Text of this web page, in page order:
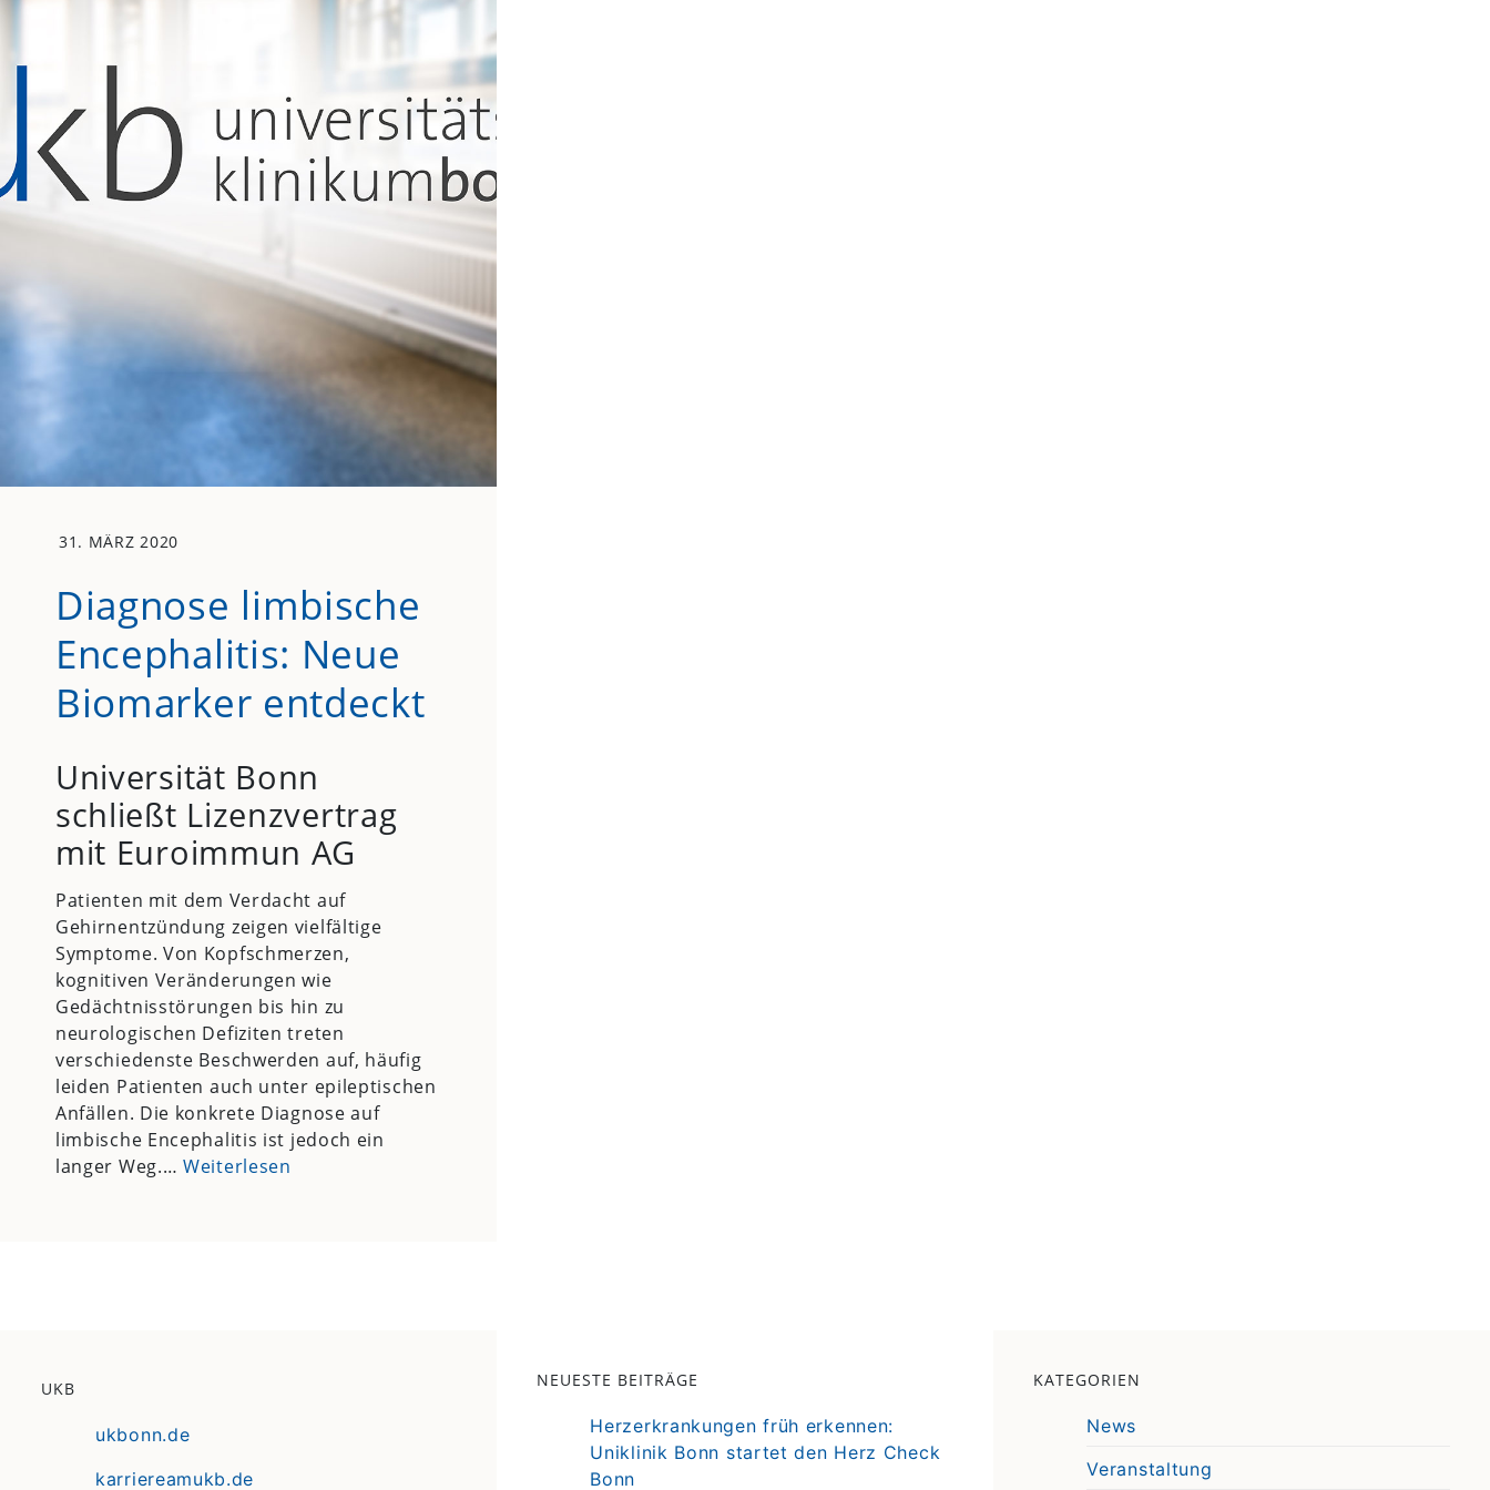
31. MÄRZ 2020
Diagnose limbische
Encephalitis: Neue
Biomarker entdeckt
Universität Bonn
schließt Lizenzvertrag
mit Euroimmun AG
Patienten mit dem Verdacht auf
Gehirnentzündung zeigen vielfältige
Symptome. Von Kopfschmerzen,
kognitiven Veränderungen wie
Gedächtnisstörungen bis hin zu
neurologischen Defiziten treten
verschiedenste Beschwerden auf, häufig
leiden Patienten auch unter epileptischen
Anfällen. Die konkrete Diagnose auf
limbische Encephalitis ist jedoch ein
langer Weg.…Weiterlesen
UKB
ukbonn.de
karriereamukb.de
NEUESTE BEITRÄGE
Herzerkrankungen früh erkennen:
Uniklinik Bonn startet den Herz Check
Bonn
KATEGORIEN
News
Veranstaltung